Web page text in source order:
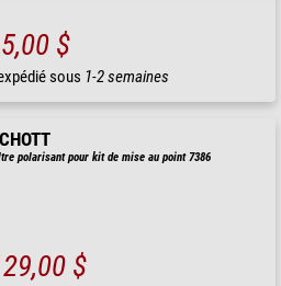
$
sous 1-2 semaines
polarisant pour kit de mise au point 7386
$